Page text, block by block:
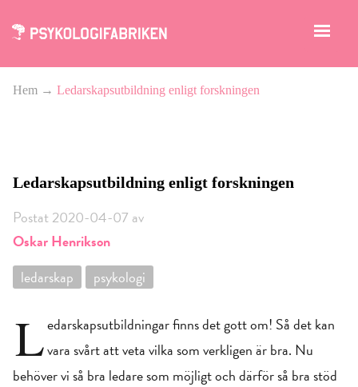
Hem → Ledarskapsutbildning enligt forskningen
Ledarskapsutbildning enligt forskningen
Postat 2020-04-07 av
Oskar Henrikson
ledarskap
psykologi
Ledarskapsutbildningar finns det gott om! Så det kan
vara svårt att veta vilka som verkligen är bra. Nu
behöver vi så bra ledare som möjligt och därför så bra stöd